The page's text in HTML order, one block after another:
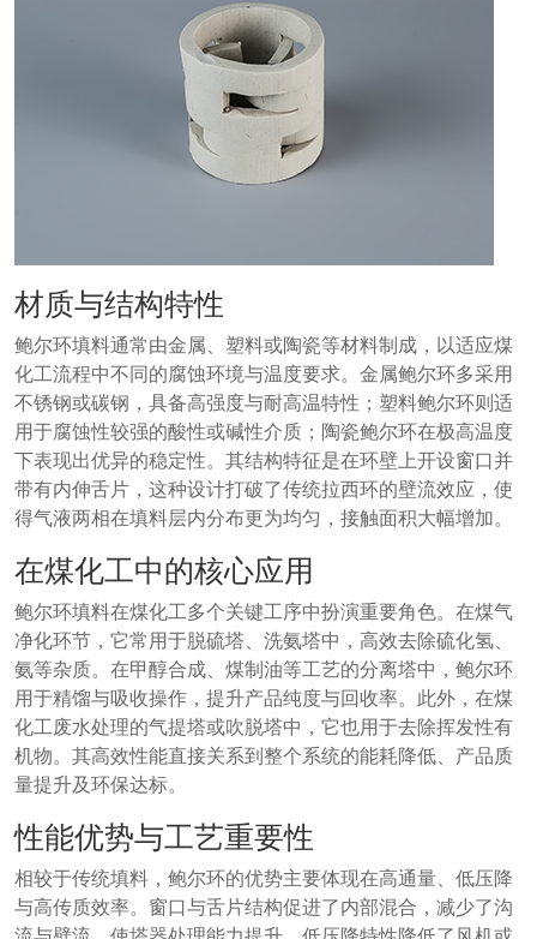
材质与结构特性
鲍尔环填料通常由金属、塑料或陶瓷等材料制成，以适应煤
化工流程中不同的腐蚀环境与温度要求。金属鲍尔环多采用
不锈钢或碳钢，具备高强度与耐高温特性；塑料鲍尔环则适
用于腐蚀性较强的酸性或碱性介质；陶瓷鲍尔环在极高温度
下表现出优异的稳定性。其结构特征是在环壁上开设窗口并
带有内伸舌片，这种设计打破了传统拉西环的壁流效应，使
得气液两相在填料层内分布更为均匀，接触面积大幅增加。
在煤化工中的核心应用
鲍尔环填料在煤化工多个关键工序中扮演重要角色。在煤气
净化环节，它常用于脱硫塔、洗氨塔中，高效去除硫化氢、
氨等杂质。在甲醇合成、煤制油等工艺的分离塔中，鲍尔环
用于精馏与吸收操作，提升产品纯度与回收率。此外，在煤
化工废水处理的气提塔或吹脱塔中，它也用于去除挥发性有
机物。其高效性能直接关系到整个系统的能耗降低、产品质
量提升及环保达标。
性能优势与工艺重要性
相较于传统填料，鲍尔环的优势主要体现在高通量、低压降
与高传质效率。窗口与舌片结构促进了内部混合，减少了沟